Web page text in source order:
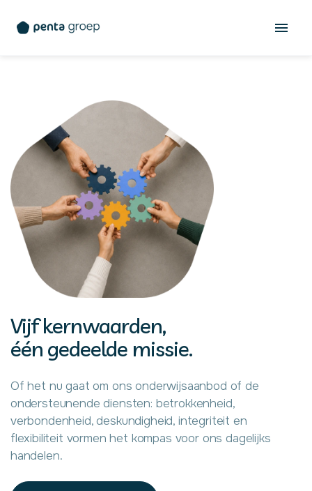
Vijf kernwaarden,
één gedeelde missie.
Of het nu gaat om ons onderwijsaanbod of de
ondersteunende diensten: betrokkenheid,
verbondenheid, deskundigheid, integriteit en
flexibiliteit vormen het kompas voor ons dagelijks
handelen.